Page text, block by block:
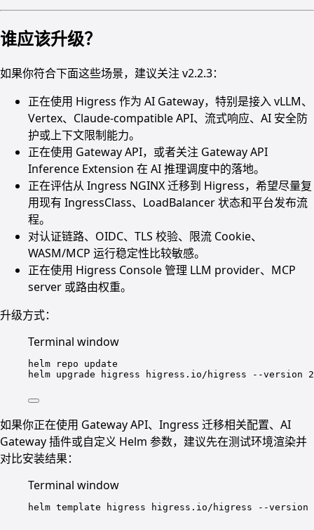
谁应该升级？
如果你符合下面这些场景，建议关注 v2.2.3：
正在使用 Higress 作为 AI Gateway，特别是接入 vLLM、
Vertex、Claude-compatible API、流式响应、AI 安全防
护或上下文限制能力。
正在使用 Gateway API，或者关注 Gateway API
Inference Extension 在 AI 推理调度中的落地。
正在评估从 Ingress NGINX 迁移到 Higress，希望尽量复
用现有 IngressClass、LoadBalancer 状态和平台发布流
程。
对认证链路、OIDC、TLS 校验、限流 Cookie、
WASM/MCP 运行稳定性比较敏感。
正在使用 Higress Console 管理 LLM provider、MCP
server 或路由权重。
升级方式：
Terminal window
helm repo
update
helm upgrade higress higress.io/higress --version
如果你正在使用 Gateway API、Ingress 迁移相关配置、AI
Gateway 插件或自定义 Helm 参数，建议先在测试环境渲染并
对比安装结果：
Terminal window
helm template higress higress.io/higress --version